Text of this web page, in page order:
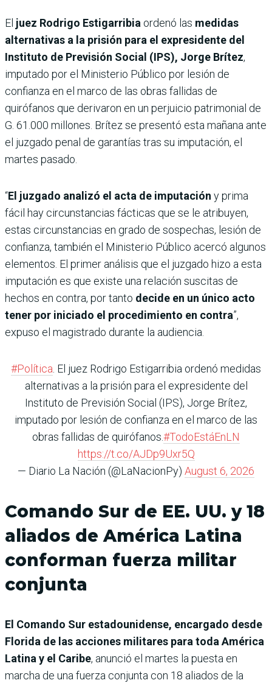
El juez Rodrigo Estigarribia ordenó las medidas
alternativas a la prisión para el expresidente del
Instituto de Previsión Social (IPS), Jorge Brítez,
imputado por el Ministerio Público por lesión de
confianza en el marco de las obras fallidas de
quirófanos que derivaron en un perjuicio patrimonial de
G. 61.000 millones. Brítez se presentó esta mañana ante
el juzgado penal de garantías tras su imputación, el
martes pasado.
“El juzgado analizó el acta de imputación y prima
fácil hay circunstancias fácticas que se le atribuyen,
estas circunstancias en grado de sospechas, lesión de
confianza, también el Ministerio Público acercó algunos
elementos. El primer análisis que el juzgado hizo a esta
imputación es que existe una relación suscitas de
hechos en contra, por tanto decide en un único acto
tener por iniciado el procedimiento en contra”,
expuso el magistrado durante la audiencia.
#Política. El juez Rodrigo Estigarribia ordenó medidas
alternativas a la prisión para el expresidente del
Instituto de Previsión Social (IPS), Jorge Brítez,
imputado por lesión de confianza en el marco de las
obras fallidas de quirófanos.#TodoEstáEnLN
https://t.co/AJDp9Uxr5Q
— Diario La Nación (@LaNacionPy) August 6, 2026
Comando Sur de EE. UU. y 18
aliados de América Latina
conforman fuerza militar
conjunta
El Comando Sur estadounidense, encargado desde
Florida de las acciones militares para toda América
Latina y el Caribe, anunció el martes la puesta en
marcha de una fuerza conjunta con 18 aliados de la